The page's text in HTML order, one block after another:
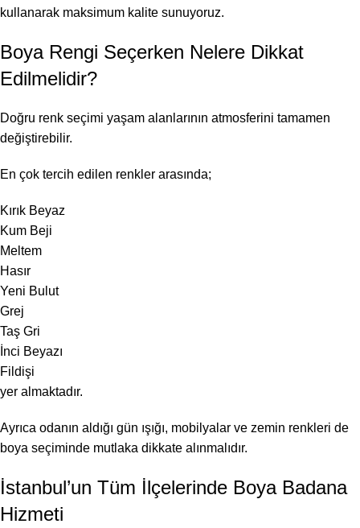
kullanarak maksimum kalite sunuyoruz.
Boya Rengi Seçerken Nelere Dikkat
Edilmelidir?
Doğru renk seçimi yaşam alanlarının atmosferini tamamen
değiştirebilir.
En çok tercih edilen renkler arasında;
Kırık Beyaz
Kum Beji
Meltem
Hasır
Yeni Bulut
Grej
Taş Gri
İnci Beyazı
Fildişi
yer almaktadır.
Ayrıca odanın aldığı gün ışığı, mobilyalar ve zemin renkleri de
boya seçiminde mutlaka dikkate alınmalıdır.
İstanbul’un Tüm İlçelerinde Boya Badana
Hizmeti